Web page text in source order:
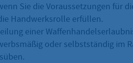
Sie die Voraussetzungen für
Handwerksrolle erfüllen.
einer
oder selbstständig im